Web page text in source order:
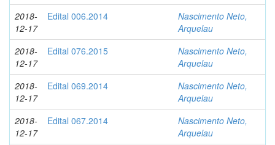
2018-
12-17
Edital 006.2014
Nascimento Neto,
Arquelau
2018-
12-17
Edital 076.2015
Nascimento Neto,
Arquelau
2018-
12-17
Edital 069.2014
Nascimento Neto,
Arquelau
2018-
12-17
Edital 067.2014
Nascimento Neto,
Arquelau